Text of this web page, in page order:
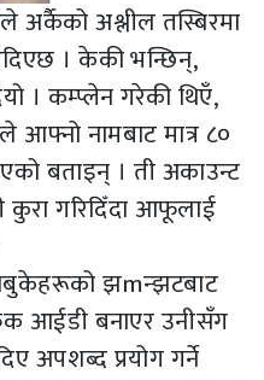
अर्कैको अश्लील तस्बिरमा
। केकी भन्छिन्,
। कम्प्लेन गरेकी थिएँ,
नामबाट मात्र ८०
बताइन् । ती अकाउन्ट
गरिदिँदा आफूलाई
झmन्झटबाट
आईडी बनाएर उनीसँग
अपशब्द प्रयोग गर्ने